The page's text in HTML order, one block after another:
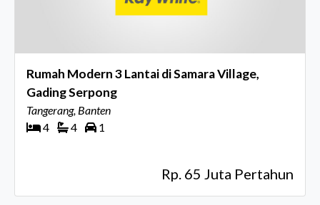
Rumah Modern 3 Lantai di Samara Village,
Gading Serpong
Tangerang, Banten
4
4 1
Rp. 65 Juta Pertahun